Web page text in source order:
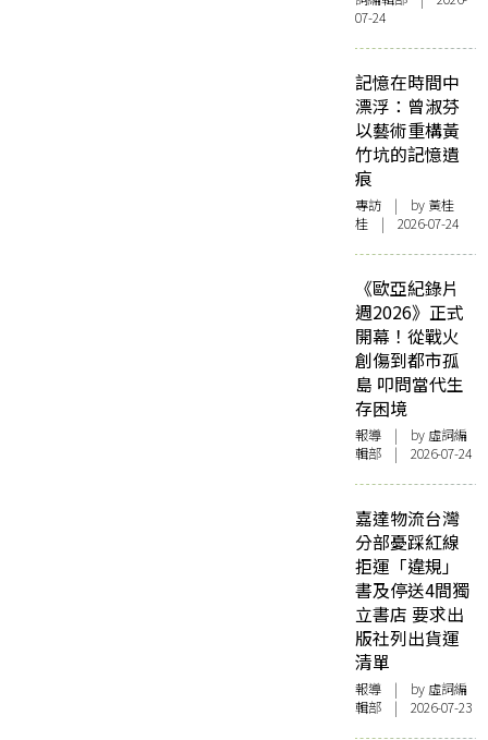
07-24
記憶在時間中
漂浮：曾淑芬
以藝術重構黃
竹坑的記憶遺
痕
專訪 | by 黃桂
桂 | 2026-07-24
《歐亞紀錄片
週2026》正式
開幕！從戰火
創傷到都市孤
島 叩問當代生
存困境
報導 | by 虛詞編
輯部 | 2026-07-24
嘉達物流台灣
分部憂踩紅線
拒運「違規」
書及停送4間獨
立書店 要求出
版社列出貨運
清單
報導 | by 虛詞編
輯部 | 2026-07-23